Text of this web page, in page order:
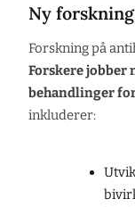
Ny
Forskning på
Forskere jobber
behandlinger
inkluderer: